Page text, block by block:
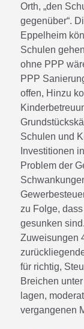
Orth, „den
gegenüber“.
Eppelheim
Schulen
ohne PPP
PPP
offen, Hinzu
Schulen und
Investitionen
Problem der
zu Folge,
gesunken
Zuweisungen
für richtig,
Breichen
lagen,
vergangenen